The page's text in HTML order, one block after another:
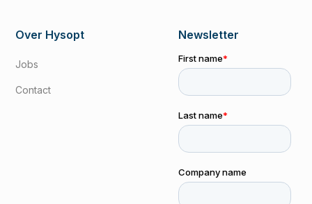
Over Hysopt
Jobs
Contact
Newsletter